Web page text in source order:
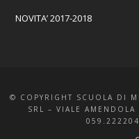
NOVITA’ 2017-2018
© COPYRIGHT SCUOLA DI
SRL – VIALE